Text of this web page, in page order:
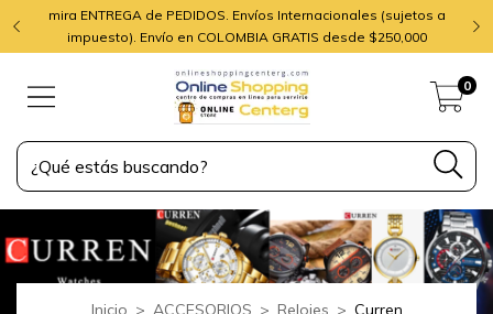
mira ENTREGA de PEDIDOS. Envíos Internacionales (sujetos a
impuesto). Envío en COLOMBIA GRATIS desde $250,000
0
Inicio > ACCESORIOS > Relojes > Curren